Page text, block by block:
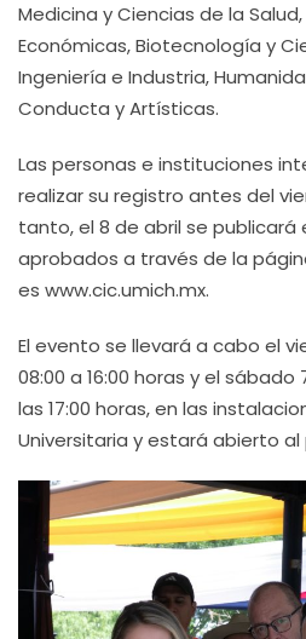
Medicina y Ciencias de la
Económicas, Biotecnología y
Ingeniería e Industria,
Conducta y Artísticas.
Las personas e instituciones
realizar su registro antes del
tanto, el 8 de abril se
aprobados a través de la
es www.cic.umich.mx.
El evento se llevará a cabo el
08:00 a 16:00 horas y el sábado
las 17:00 horas, en las
Universitaria y estará abierto al